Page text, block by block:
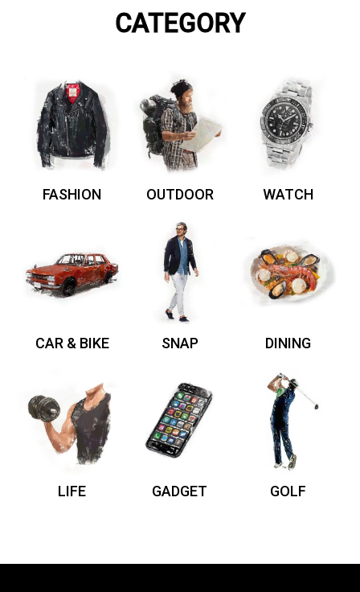
CATEGORY
FASHION OUTDOOR WATCH
CAR & BIKE SNAP DINING
LIFE GADGET GOLF